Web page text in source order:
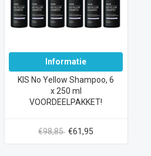
Informatie
KIS No Yellow Shampoo, 6
x 250 ml
VOORDEELPAKKET!
€98,85 €61,95